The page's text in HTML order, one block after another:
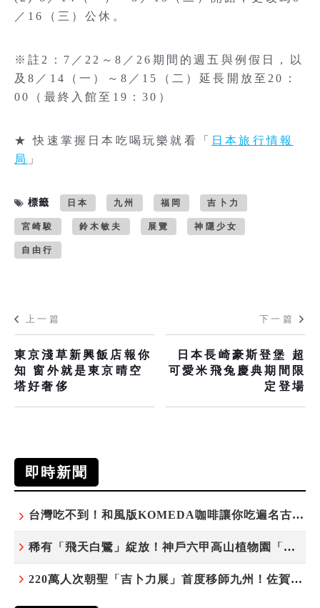
／16（三）公休。
※註2：7／22～8／26期間的週五與例假日，以
及8／14（一）～8／15（二）延長開放至20：
00（最終入館至19：30）
★ 快速掌握日本吃喝玩樂就看「
日本旅行情報
局 」
標籤 日本 九州 福岡 吉卜力
宮崎駿 鈴木敏夫 展覽 神隱少女
自由行
上一篇
東京淺草新興飯店報你
知 窗外就是東京晴空
塔好奢侈
下一篇
日本長崎豪斯登堡 超
可愛米飛兔慶典期間限
定登場
即時新聞
台灣吃不到！和風版KOMEDA咖啡讓你吃遍名古屋在地美食
稀有「飛天白鷺」綻放！神戶六甲高山植物園「鷺草」珍貴現身
220萬人次朝聖「吉卜力展」首度移師九州！佐賀站早鳥平日套票8/10搶先開賣